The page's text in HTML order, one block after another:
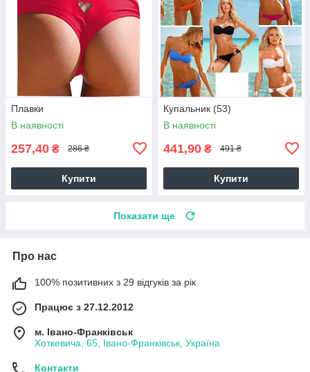
Плавки
В наявності
257,40 ₴ 286 ₴
Купити
Купальник (53)
В наявності
441,90 ₴ 491 ₴
Купити
Показати ще
Про нас
100% позитивних з 29 відгуків за рік
Працює з 27.12.2012
м. Івано-Франківськ
Хоткевича, 65, Івано-Франківськ, Україна
Контакти